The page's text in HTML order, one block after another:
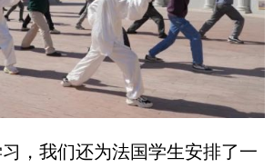
我们还为法国学生安排了一